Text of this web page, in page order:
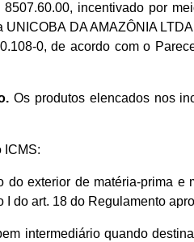
8507.60.00, incentivado por
DA AMAZÔNIA
0, de acordo com o
Os produtos elencados nos
ICMS:
do exterior de matéria-prima
I do art. 18 do Regulamento
intermediário quando